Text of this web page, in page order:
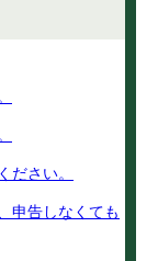
ださい。
申告しなくても